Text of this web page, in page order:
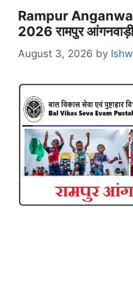
Rampur
2026 रामपुर आंगनवाड़ी
August 3, 2026 by